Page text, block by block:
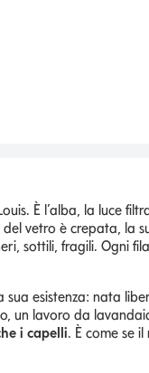
È l’alba, la luce
vetro è crepata, la
sottili, fragili. Ogni
esistenza: nata
un lavoro da
i capelli. È come se